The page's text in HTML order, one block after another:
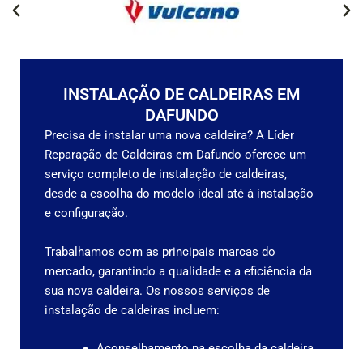
INSTALAÇÃO DE CALDEIRAS EM
DAFUNDO
Precisa de instalar uma nova caldeira? A Líder
Reparação de Caldeiras em Dafundo oferece um
serviço completo de instalação de caldeiras,
desde a escolha do modelo ideal até à instalação
e configuração.
Trabalhamos com as principais marcas do
mercado, garantindo a qualidade e a eficiência da
sua nova caldeira. Os nossos serviços de
instalação de caldeiras incluem: